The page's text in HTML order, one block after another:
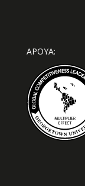
APOYA: